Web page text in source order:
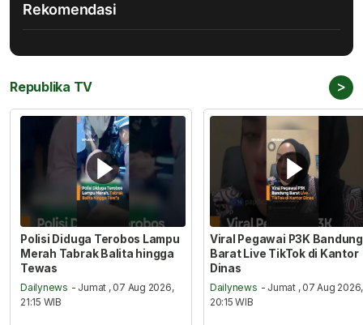
Rekomendasi
Republika TV >
Polisi Diduga Terobos Lampu
Merah Tabrak Balita hingga
Tewas
Dailynews - Jumat , 07 Aug 2026,
21:15 WIB
Viral Pegawai P3K Bandung
Barat Live TikTok di Kantor
Dinas
Dailynews - Jumat , 07 Aug 2026,
20:15 WIB